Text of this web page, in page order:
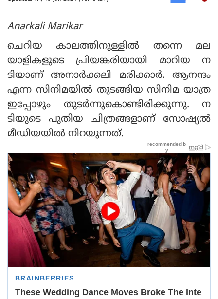
Anarkali Marikar
ചെറിയ കാലത്തിനുള്ളില്‍ തന്നെ മല
യാളികളുടെ പ്രിയങ്കരിയായി മാറിയ ന
ടിയാണ് അനാര്‍ക്കലി മരിക്കാര്‍. ആനന്ദം
എന്ന സിനിമയില്‍ തുടങ്ങിയ സിനിമ യാത്ര
ഇപ്പോഴും തുടര്‍ന്നുകൊണ്ടിരിക്കുന്നു. ന
ടിയുടെ പുതിയ ചിത്രങ്ങളാണ് സോഷ്യല്‍
മീഡിയയില്‍ നിറയുന്നത്.